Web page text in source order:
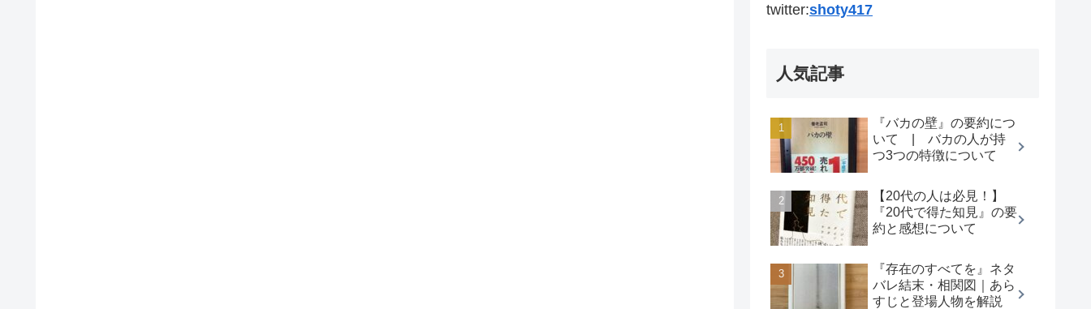
twitter:shoty417
人気記事
『バカの壁』の要約につ
いて | バカの人が持
つ3つの特徴について
【20代の人は必見！】
『20代で得た知見』の要
約と感想について
『存在のすべてを』ネタ
バレ結末・相関図｜あら
すじと登場人物を解説